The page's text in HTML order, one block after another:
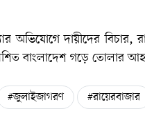
অভিযোগে দায়ীদের বিচার,
বাংলাদেশ গড়ে তোলার
#জুলাইজাগরণ #রায়েরবাজার